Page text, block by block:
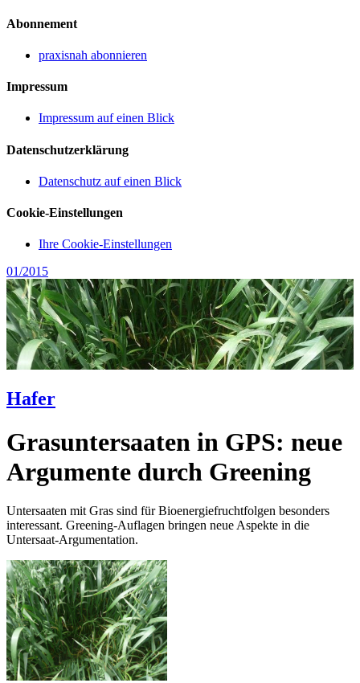
Abonnement
praxisnah abonnieren
Impressum
Impressum auf einen Blick
Datenschutzerklärung
Datenschutz auf einen Blick
Cookie-Einstellungen
Ihre Cookie-Einstellungen
01/2015
Hafer
Grasuntersaaten in GPS: neue
Argumente durch Greening
Untersaaten mit Gras sind für Bioenergiefruchtfolgen besonders
interessant. Greening-Auflagen bringen neue Aspekte in die
Untersaat-Argumentation.